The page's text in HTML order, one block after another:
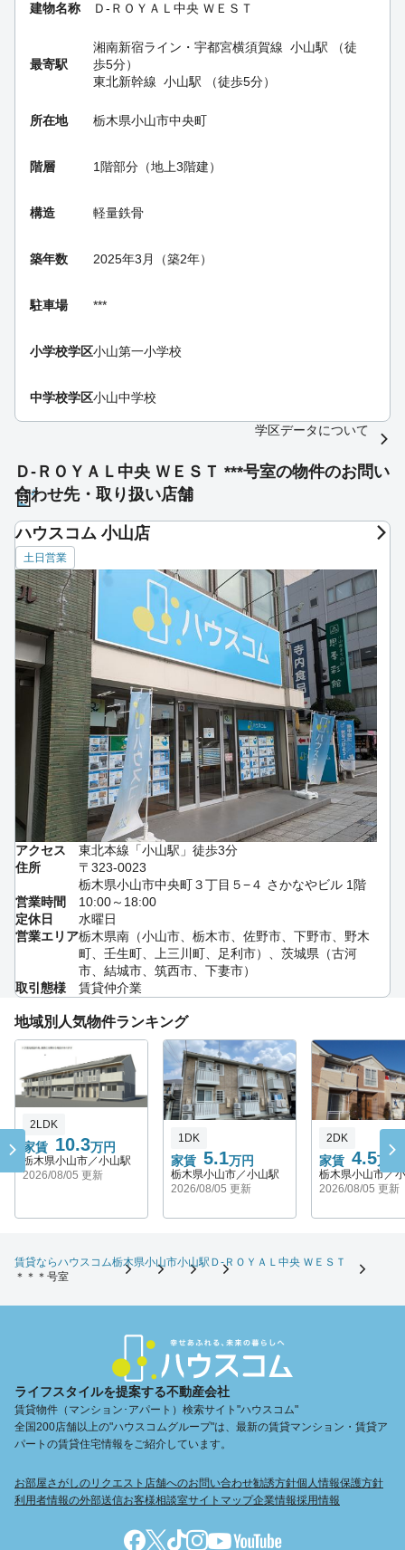
建物名称 Ｄ-ＲＯＹＡＬ中央 ＷＥＳＴ
最寄駅
湘南新宿ライン・宇都宮横須賀線 小山駅 （徒
歩5分）
東北新幹線 小山駅 （徒歩5分）
所在地 栃木県小山市中央町
階層 1階部分（地上3階建）
構造 軽量鉄骨
築年数 2025年3月（築2年）
駐車場 ***
小学校学区小山第一小学校
中学校学区小山中学校
学区データについて
Ｄ-ＲＯＹＡＬ中央 ＷＥＳＴ ***号室の物件のお問い
合わせ先・取り扱い店舗
ハウスコム 小山店
土日営業
アクセス
東北本線「小山駅」徒歩3分
住所
〒323-0023
栃木県小山市中央町３丁目５−４ さかなやビル 1階
営業時間
10:00～18:00
定休日
水曜日
営業エリア栃木県南（小山市、栃木市、佐野市、下野市、野木
町、壬生町、上三川町、足利市）、茨城県（古河
市、結城市、筑西市、下妻市）
取引態様
賃貸仲介業
地域別人気物件ランキング
家賃 10.3万円
2LDK
栃木県小山市／小山駅
2026/08/05 更新
家賃 5.1万円
1DK
栃木県小山市／小山駅
2026/08/05 更新
家賃 4.5万円
2DK
栃木県小山市／
2026/08/05 更新
賃貸ならハウスコム栃木県小山市小山駅 Ｄ-ＲＯＹＡＬ中央 ＷＥＳＴ
＊＊＊号室
ライフスタイルを提案する不動産会社
賃貸物件（マンション･アパート）検索サイト"ハウスコム"
全国200店舗以上の"ハウスコムグループ"は、最新の賃貸マンション・賃貸ア
パートの賃貸住宅情報をご紹介しています。
お部屋さがしのリクエスト 店舗へのお問い合わせ勧誘方針個人情報保護方針
利用者情報の外部送信お客様相談室サイトマップ企業情報採用情報